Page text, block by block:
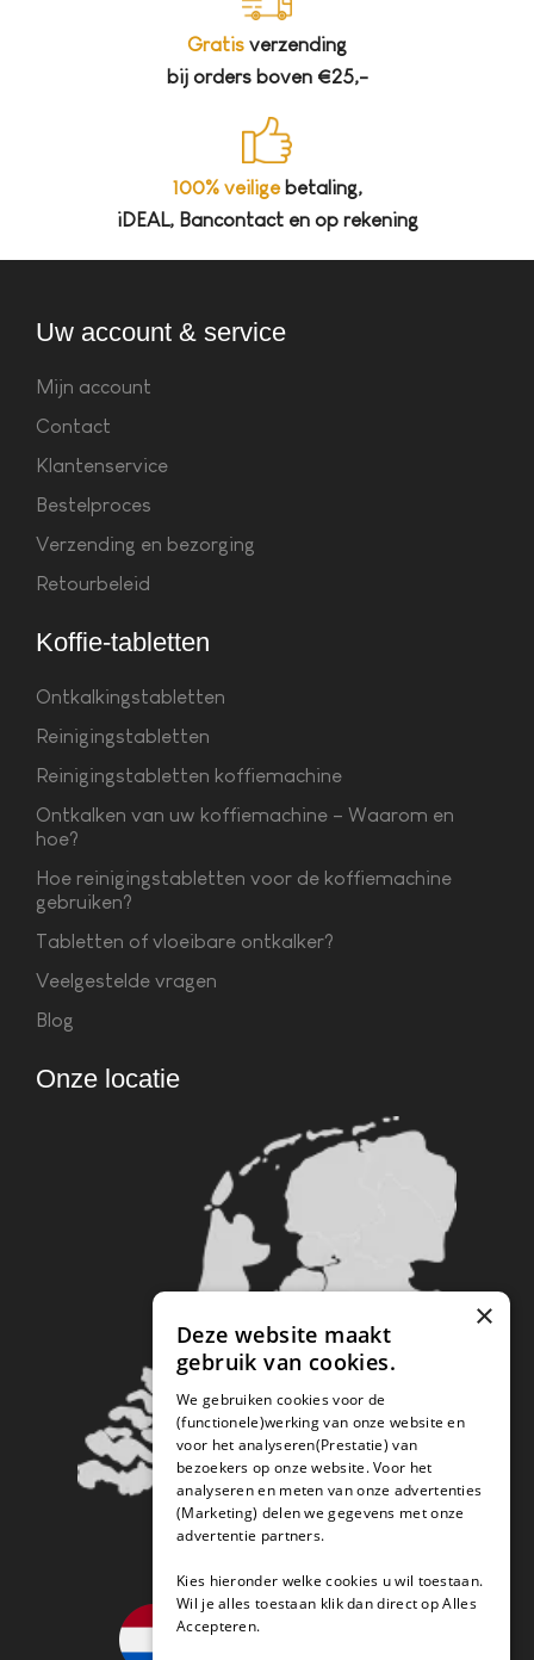
Gratis verzending
bij orders boven €25,-
100% veiligebetaling,
iDEAL, Bancontact en op rekening
Uw account & service
Mijn account
Contact
Klantenservice
Bestelproces
Verzending en bezorging
Retourbeleid
Koffie-tabletten
Ontkalkingstabletten
Reinigingstabletten
Reinigingstabletten koffiemachine
Ontkalken van uw koffiemachine – Waarom en
hoe?
Hoe reinigingstabletten voor de koffiemachine
gebruiken?
Tabletten of vloeibare ontkalker?
Veelgestelde vragen
Blog
Onze locatie
×
Deze website maakt
gebruik van cookies.
We gebruiken cookies voor de
(functionele)werking van onze website en
voor het analyseren(Prestatie) van
bezoekers op onze website. Voor het
analyseren en meten van onze advertenties
(Marketing) delen we gegevens met onze
advertentie partners.
Kies hieronder welke cookies u wil toestaan.
Wil je alles toestaan klik dan direct op Alles
Accepteren.